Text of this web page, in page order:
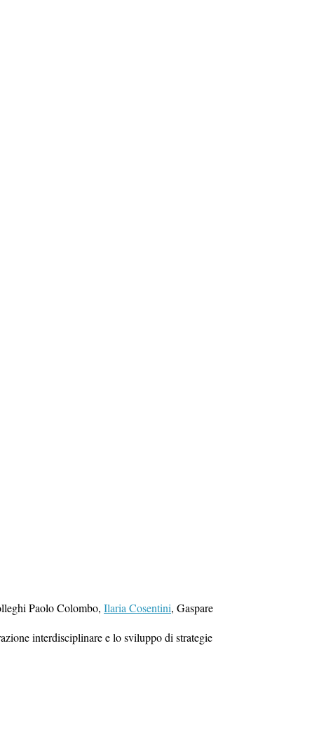
Paolo Colombo, Ilaria Cosentini, Gaspare
interdisciplinare e lo sviluppo di strategie